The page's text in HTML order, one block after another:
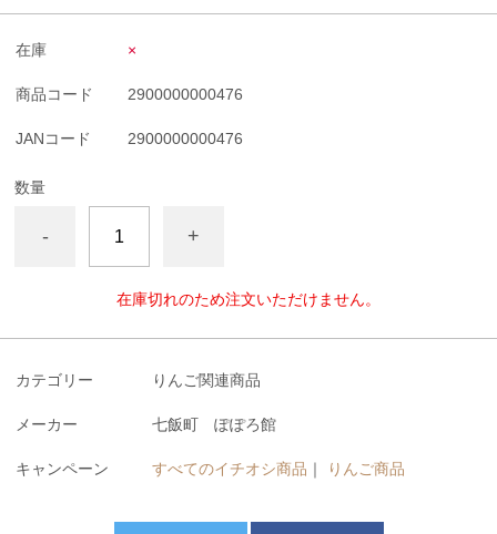
在庫 ×
商品コード 2900000000476
JANコード 2900000000476
数量
- +
在庫切れのため注文いただけません。
カテゴリー りんご関連商品
メーカー 七飯町 ぽぽろ館
キャンペーン すべてのイチオシ商品 ｜ りんご商品